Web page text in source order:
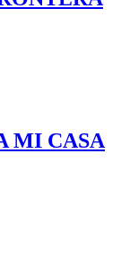
MI CASA